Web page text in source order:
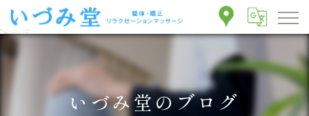
いづみ堂のブログ